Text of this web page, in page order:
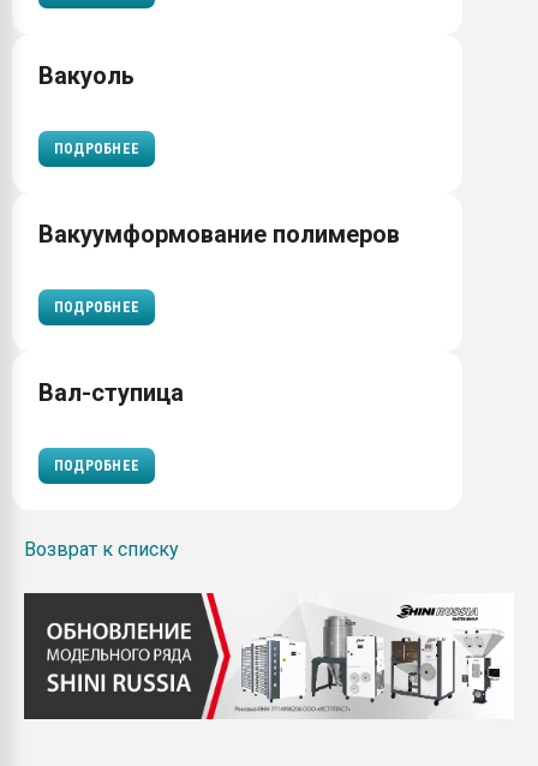
Вакуоль
ПОДРОБНЕЕ
Вакуумформование полимеров
ПОДРОБНЕЕ
Вал-ступица
ПОДРОБНЕЕ
Возврат к списку